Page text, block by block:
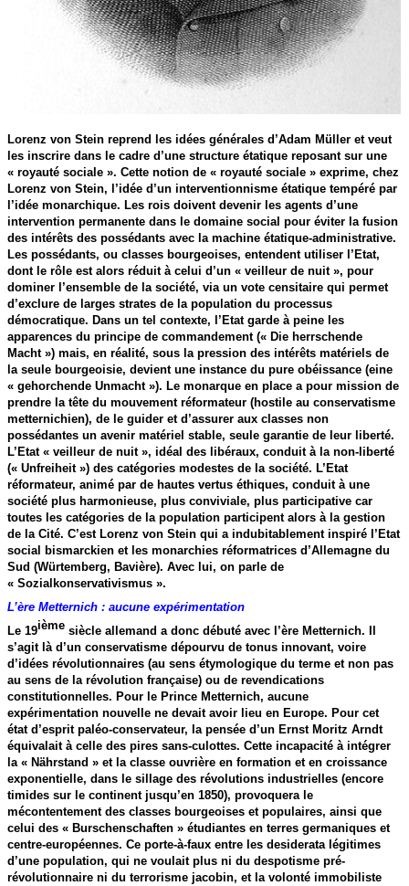
Lorenz von Stein reprend les idées générales d’Adam Müller et veut
les inscrire dans le cadre d’une structure étatique reposant sur une
« royauté sociale ». Cette notion de « royauté sociale » exprime, chez
Lorenz von Stein, l’idée d’un interventionnisme étatique tempéré par
l’idée monarchique. Les rois doivent devenir les agents d’une
intervention permanente dans le domaine social pour éviter la fusion
des intérêts des possédants avec la machine étatique-administrative.
Les possédants, ou classes bourgeoises, entendent utiliser l’Etat,
dont le rôle est alors réduit à celui d’un « veilleur de nuit », pour
dominer l’ensemble de la société, via un vote censitaire qui permet
d’exclure de larges strates de la population du processus
démocratique. Dans un tel contexte, l’Etat garde à peine les
apparences du principe de commandement (« Die herrschende
Macht ») mais, en réalité, sous la pression des intérêts matériels de
la seule bourgeoisie, devient une instance du pure obéissance (eine
« gehorchende Unmacht »). Le monarque en place a pour mission de
prendre la tête du mouvement réformateur (hostile au conservatisme
metternichien), de le guider et d’assurer aux classes non
possédantes un avenir matériel stable, seule garantie de leur liberté.
L’Etat « veilleur de nuit », idéal des libéraux, conduit à la non-liberté
(« Unfreiheit ») des catégories modestes de la société. L’Etat
réformateur, animé par de hautes vertus éthiques, conduit à une
société plus harmonieuse, plus conviviale, plus participative car
toutes les catégories de la population participent alors à la gestion
de la Cité. C’est Lorenz von Stein qui a indubitablement inspiré l’Etat
social bismarckien et les monarchies réformatrices d’Allemagne du
Sud (Würtemberg, Bavière). Avec lui, on parle de
« Sozialkonservativismus ».
L’ère Metternich : aucune expérimentation
Le 19ième siècle allemand a donc débuté avec l’ère Metternich. Il
s’agit là d’un conservatisme dépourvu de tonus innovant, voire
d’idées révolutionnaires (au sens étymologique du terme et non pas
au sens de la révolution française) ou de revendications
constitutionnelles. Pour le Prince Metternich, aucune
expérimentation nouvelle ne devait avoir lieu en Europe. Pour cet
état d’esprit paléo-conservateur, la pensée d’un Ernst Moritz Arndt
équivalait à celle des pires sans-culottes. Cette incapacité à intégrer
la « Nährstand » et la classe ouvrière en formation et en croissance
exponentielle, dans le sillage des révolutions industrielles (encore
timides sur le continent jusqu’en 1850), provoquera le
mécontentement des classes bourgeoises et populaires, ainsi que
celui des « Burschenschaften » étudiantes en terres germaniques et
centre-européennes. Ce porte-à-faux entre les desiderata légitimes
d’une population, qui ne voulait plus ni du despotisme pré-
révolutionnaire ni du terrorisme jacobin, et la volonté immobiliste